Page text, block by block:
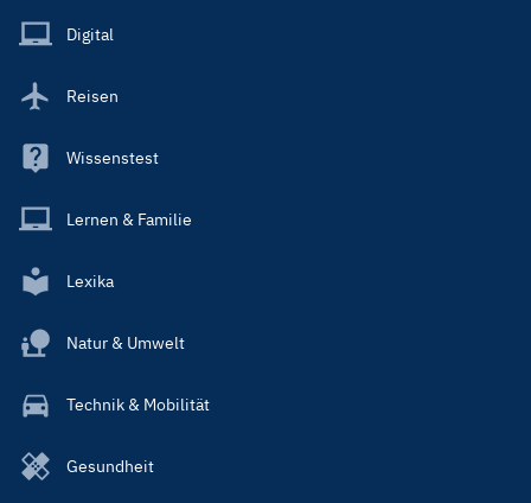
Main
Digital
Reisen
Wissenstest
Lernen & Familie
Lexika
Natur & Umwelt
Technik & Mobilität
Gesundheit